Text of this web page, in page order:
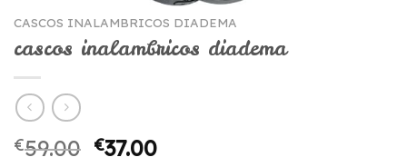
CASCOS INALAMBRICOS DIADEMA
cascos inalambricos diadema
€59.00 €37.00